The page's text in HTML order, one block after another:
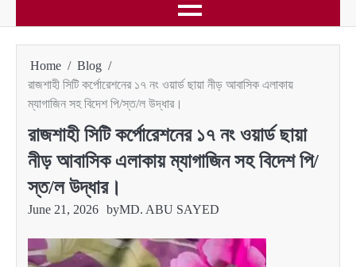
Home
Blog
রাজশাহী সিটি কর্পোরেশনের ১৭ নং ওয়ার্ড ছায়া নীড় আবাসিক এলাকায়
ম্যাগাজিন সহ বিদেশ পি/স্ত/ল উদ্ধার।
রাজশাহী সিটি কর্পোরেশনের ১৭ নং ওয়ার্ড ছায়া
নীড় আবাসিক এলাকায় ম্যাগাজিন সহ বিদেশ পি/
স্ত/ল উদ্ধার।
June 21, 2026 byMD. ABU SAYED